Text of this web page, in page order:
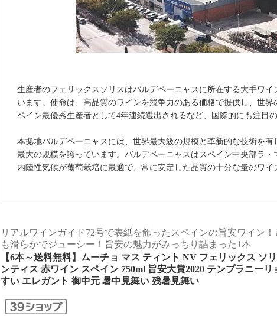
生産者のフェリックスソリスはバルデペーニャスに所在する大手ワ
います。使命は、高品質のワインを競争力のある価格で提供し、世
ペイン最優秀生産者として4年連続選出されるなど、国際的にも注目の
本拠地バルデペーニャスには、世界最大級の規模と革新的な技術を
最大の規模を誇っています。バルデペーニャスはスペイン中央部ラ
内陸性気候が葡萄栽培に最適で、常に安定した品質の十分な量のワイ
リアルワインガイド72号で表紙を飾ったスペインの旨安ワイン
も滑らかでジューシー！旨安の魅力がみっちり詰まった1本
【6本～送料無料】ムーチョ マス ティント NV フェリックス ソ
ンティス 赤ワイン スペイン 750ml 旨安大賞2020 テンプラニーリ
すい エレガント 御中元 暑中見舞い 残暑見舞い